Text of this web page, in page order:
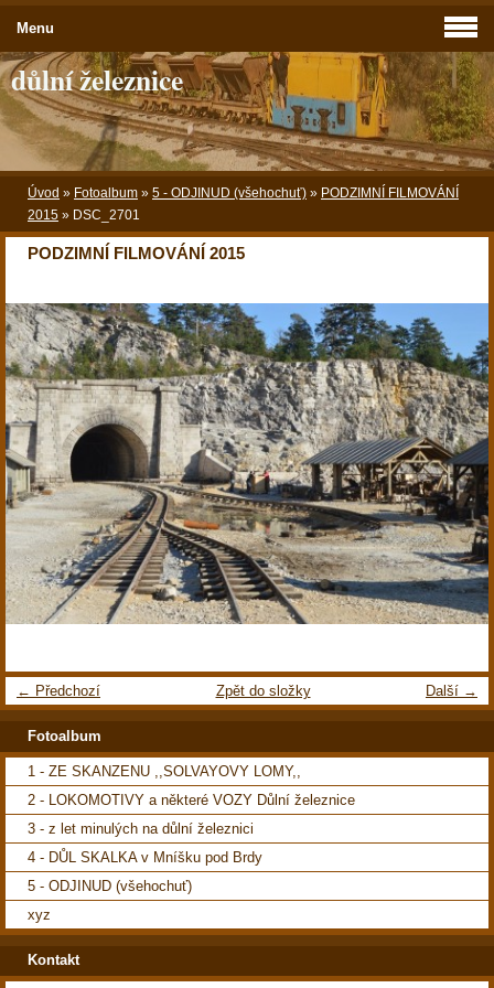
důlní železnice
Úvod » Fotoalbum » 5 - ODJINUD (všehochuť) » PODZIMNÍ FILMOVÁNÍ
2015 » DSC_2701
PODZIMNÍ FILMOVÁNÍ 2015
← Předchozí Další →
Zpět do složky
Menu
Fotoalbum
1 - ZE SKANZENU ,,SOLVAYOVY LOMY,,
2 - LOKOMOTIVY a některé VOZY Důlní železnice
3 - z let minulých na důlní železnici
4 - DŮL SKALKA v Mníšku pod Brdy
5 - ODJINUD (všehochuť)
xyz
Kontakt